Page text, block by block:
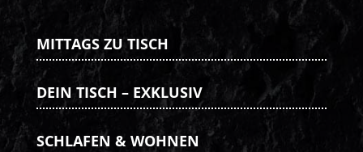
MITTAGS ZU TISCH
DEIN TISCH – EXKLUSIV
SCHLAFEN & WOHNEN